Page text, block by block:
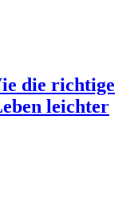
die richtige
leichter